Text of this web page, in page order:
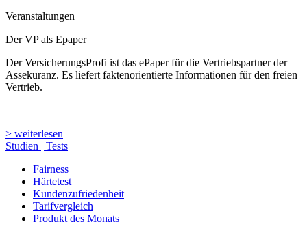
Veranstaltungen
Der VP als Epaper
Der VersicherungsProfi ist das ePaper für die Vertriebspartner der
Assekuranz. Es liefert faktenorientierte Informationen für den freien
Vertrieb.
> weiterlesen
Studien | Tests
Fairness
Härtetest
Kundenzufriedenheit
Tarifvergleich
Produkt des Monats